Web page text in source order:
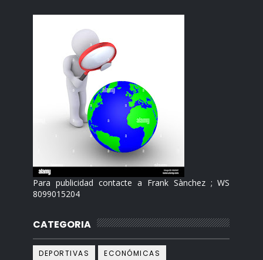
Para publicidad contacte a Frank Sànchez ; WS
8099015204
CATEGORIA
DEPORTIVAS
ECONÓMICAS